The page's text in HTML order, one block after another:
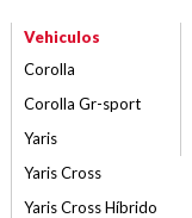
Vehiculos
Corolla
Corolla Gr-sport
Yaris
Yaris Cross
Yaris Cross Híbrido